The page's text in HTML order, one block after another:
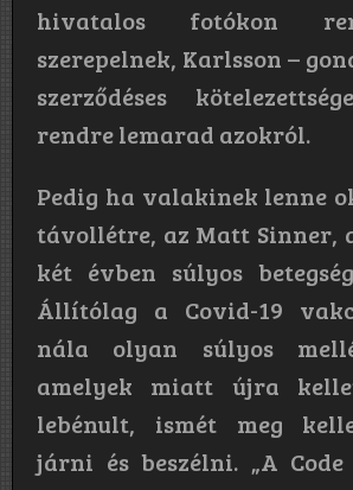
hivatalos fotókon
szerepelnek, Karlsson –
szerződéses
rendre lemarad azokról.
Pedig ha valakinek lenne
távollétre, az Matt Sinner,
két évben súlyos
Állítólag a Covid-19
nála olyan súlyos
amelyek miatt újra
lebénult, ismét meg
járni és beszélni. „A